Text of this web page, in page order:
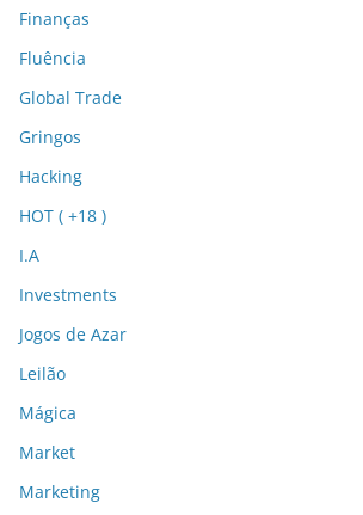
Finanças
Fluência
Global Trade
Gringos
Hacking
HOT ( +18 )
I.A
Investments
Jogos de Azar
Leilão
Mágica
Market
Marketing